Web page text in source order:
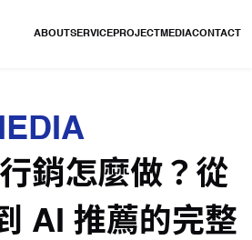
ABOUT SERVICEPROJECT MEDIACONTACT
銷怎麼做？從
AI 推薦的完整